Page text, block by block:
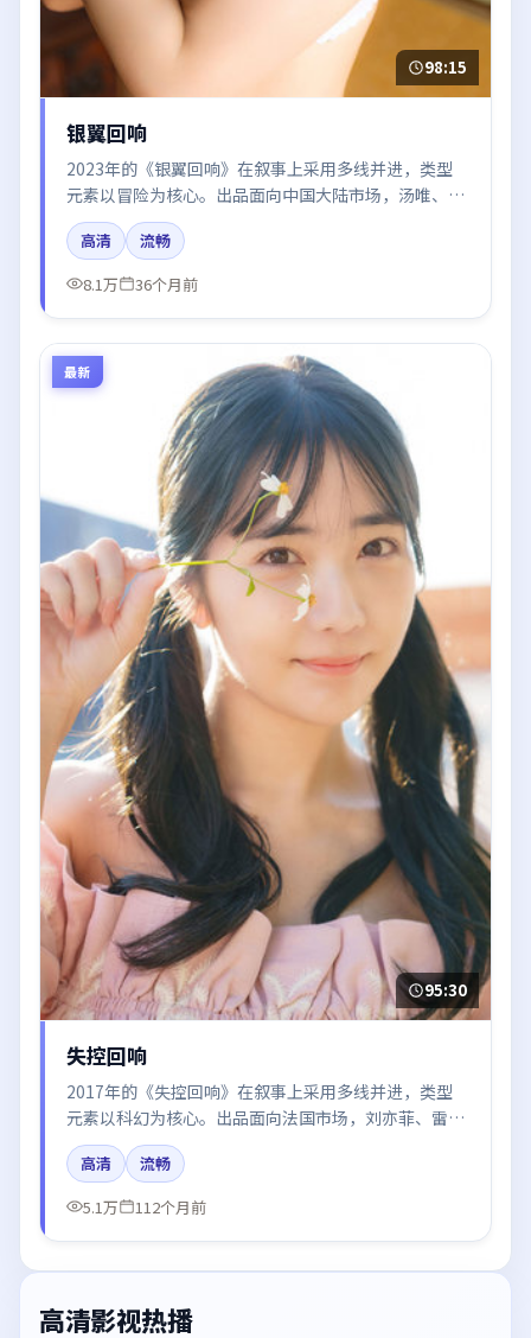
98:15
银翼回响
2023年的《银翼回响》在叙事上采用多线并进，类型
元素以冒险为核心。出品面向中国大陆市场，汤唯、朱
一龙、倪妮、梁朝伟、王景春所饰角色推动关键反转，
结尾留白引发讨论。
高清
流畅
8.1万
36个月前
最新
95:30
失控回响
2017年的《失控回响》在叙事上采用多线并进，类型
元素以科幻为核心。出品面向法国市场，刘亦菲、雷佳
音、沈腾所饰角色推动关键反转，结尾留白引发讨论。
高清
流畅
5.1万
112个月前
高清影视热播